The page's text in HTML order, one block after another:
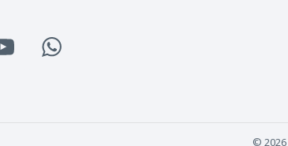
© 2026